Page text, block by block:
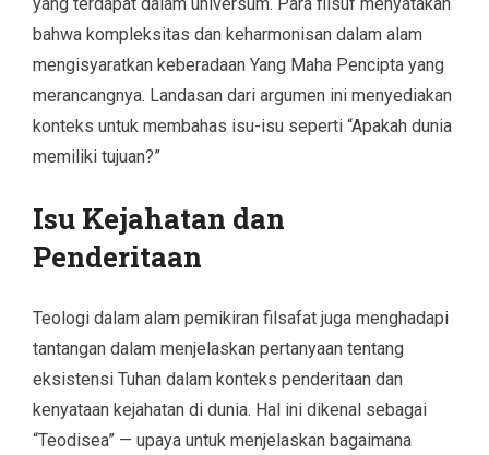
bahwa kompleksitas dan keharmonisan dalam alam
mengisyaratkan keberadaan Yang Maha Pencipta yang
merancangnya. Landasan dari argumen ini menyediakan
konteks untuk membahas isu-isu seperti “Apakah dunia
memiliki tujuan?”
Isu Kejahatan dan
Penderitaan
Teologi dalam alam pemikiran filsafat juga menghadapi
tantangan dalam menjelaskan pertanyaan tentang
eksistensi Tuhan dalam konteks penderitaan dan
kenyataan kejahatan di dunia. Hal ini dikenal sebagai
“Teodisea” — upaya untuk menjelaskan bagaimana